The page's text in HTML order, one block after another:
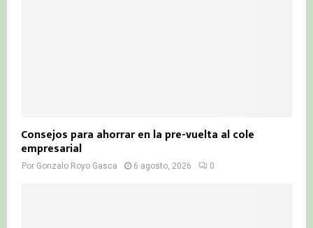
Consejos para ahorrar en la pre-vuelta al cole
empresarial
Por Gonzalo Royo Gasca 6 agosto, 2026 0